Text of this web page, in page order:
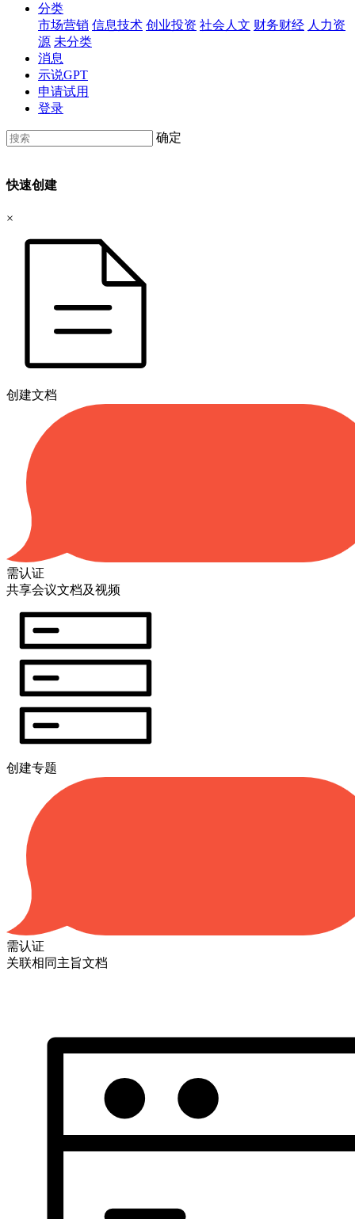
分类
市场营销 信息技术 创业投资 社会人文 财务财经 人力资
源 未分类
消息
示说GPT
申请试用
登录
确定
快速创建
×
创建文档
需认证
共享会议文档及视频
创建专题
需认证
关联相同主旨文档